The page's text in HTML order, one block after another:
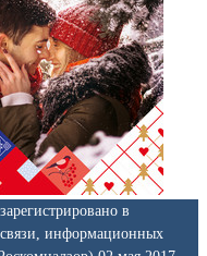
в
информационных